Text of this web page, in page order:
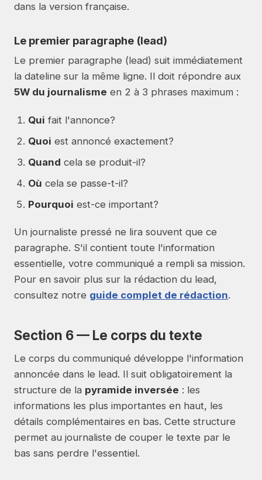
dans la version française.
Le premier paragraphe (lead)
Le premier paragraphe (lead) suit immédiatement
la dateline sur la même ligne. Il doit répondre aux
5W du journalisme en 2 à 3 phrases maximum :
Qui fait l'annonce?
Quoi est annoncé exactement?
Quand cela se produit-il?
Où cela se passe-t-il?
Pourquoi est-ce important?
Un journaliste pressé ne lira souvent que ce
paragraphe. S'il contient toute l'information
essentielle, votre communiqué a rempli sa mission.
Pour en savoir plus sur la rédaction du lead,
consultez notre guide complet de rédaction.
Section 6 — Le corps du texte
Le corps du communiqué développe l'information
annoncée dans le lead. Il suit obligatoirement la
structure de la pyramide inversée : les
informations les plus importantes en haut, les
détails complémentaires en bas. Cette structure
permet au journaliste de couper le texte par le
bas sans perdre l'essentiel.